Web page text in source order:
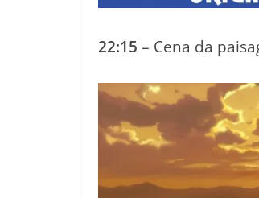
22:15 – Cena da